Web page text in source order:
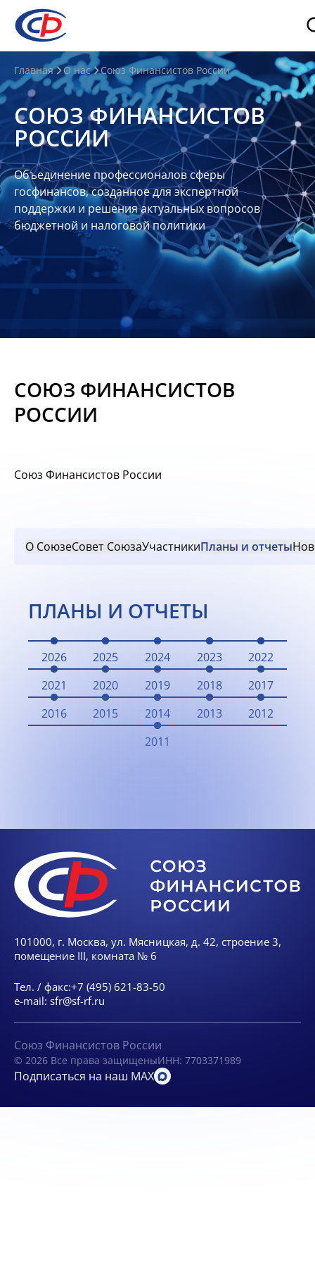
О
нас
О
СФР
Совет
Союза
Участники
Планы
отчеты
Контакты
Материалы
Главная О нас Союз Финансистов России
СОЮЗ ФИНАНСИСТОВ
РОССИИ
Объединение профессионалов сферы
госфинансов, созданное для экспертной
поддержки и решения актуальных вопросов
бюджетной и налоговой политики
СОЮЗ ФИНАНСИСТОВ
РОССИИ
Союз Финансистов России
О СоюзеСовет СоюзаУчастникиПланы и отчеты
ПЛАНЫ И ОТЧЕТЫ
2026 2025 2024 2023
2022
2021
2020 2019 2018
2017
2016
2015 2014 2013
2012
2011
101000, г. Москва, ул. Мясницкая, д. 42, строение 3,
помещение III, комната № 6
Тел. / факс:+7 (495) 621-83-50
e-mail: sfr@sf-rf.ru
Союз Финансистов России
© 2026 Все права защищеныИНН: 7703371989
Подписаться на наш MAX